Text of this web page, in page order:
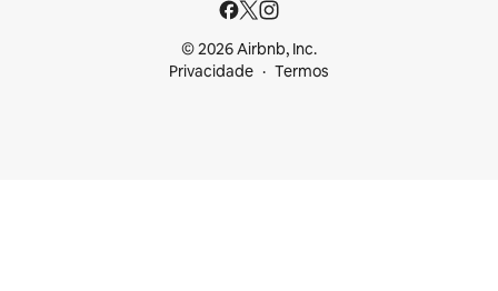
© 2026 Airbnb, Inc.
Privacidade
Termos